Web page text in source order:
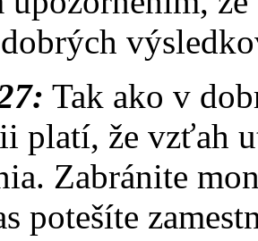
Tak ako v
platí, že vzťah
Zabránite
potešíte